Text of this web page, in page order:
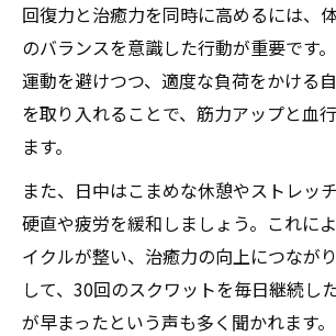
回復力と治癒力を同時に高めるには、
のバランスを意識した行動が重要です
運動を避けつつ、適度な負荷をかける
を取り入れることで、筋力アップと血
ます。
また、日中はこまめな休憩やストレッ
硬直や疲労を緩和しましょう。これに
イクルが整い、治癒力の向上につなが
して、30回のスクワットを毎日継続し
が早まったという声も多く聞かれます。